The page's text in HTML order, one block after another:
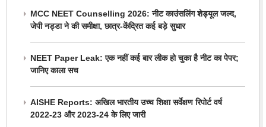
MCC NEET Counselling 2026: नीट काउंसलिंग शेड्यूल जल्द,
जेपी नड्डा ने की समीक्षा, छात्र-केंद्रित कई बड़े सुधार
NEET Paper Leak: एक नहीं कई बार लीक हो चुका है नीट का पेपर;
जानिए काला सच
AISHE Reports: अखिल भारतीय उच्च शिक्षा सर्वेक्षण रिपोर्ट वर्ष
2022-23 और 2023-24 के लिए जारी